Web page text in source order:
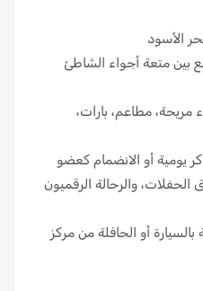
الأسود
بين متعة أجواء الشاطئ
مريحة، مطاعم، بارات،
يومية أو الانضمام كعضو
والرحالة الرقميون
حوالي 45 دقيقة بالسيارة أو الحافلة من مركز